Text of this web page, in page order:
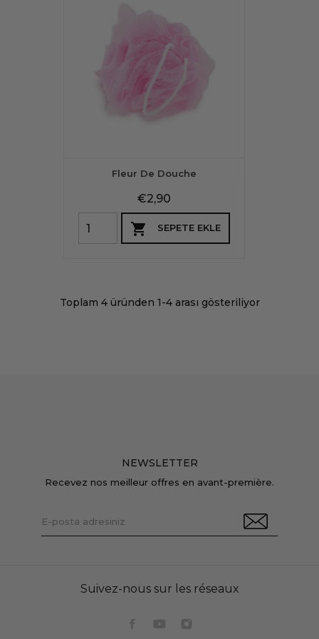
Fleur De Douche
Fiyat
€2,90
 SEPETE EKLE
Toplam 4 üründen 1-4 arası gösteriliyor
NEWSLETTER
Recevez nos meilleur offres en avant-première.
Suivez-nous sur les réseaux